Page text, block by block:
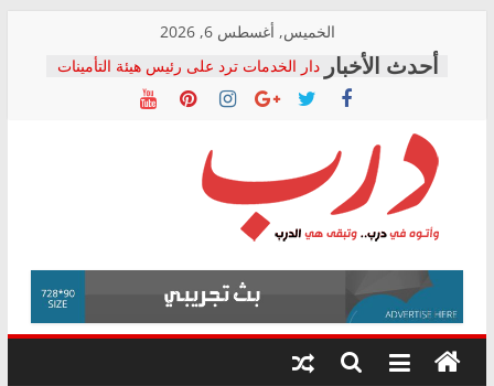
content
الخميس, أغسطس 6, 2026
دار الخدمات ترد على رئيس هيئة التأمينات
بعد مؤتمره الصحفي: إنكار الأزمة لا ينهي
معاناة أصحاب المعاشات.. ونطالب بكشف
فرحات سليمان يكتب: القطاع الصحي إلى
أين؟
حزب التحالف الشعبي يطلق لجنة “الحق
في الصحة” بالإسكندرية لرصد الانتهاكات
ودعم المرضى
الوزاري لمدينة الصحفيين.. وانتهاء أعمال
إنشاء المبنى الإداري
المجلس القومي لحقوق الإنسان يعلن
متابعة قضية الدكتور محمد زهران.. ويؤكد:
قرينة البراءة وضمانات المحاكمة العادلة
درب
وأتوه
درب..
وتبقى
هي